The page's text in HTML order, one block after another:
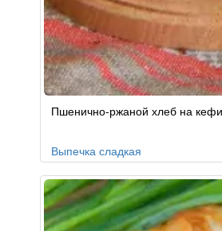
Пшенично-ржаной хлеб на
Выпечка сладкая